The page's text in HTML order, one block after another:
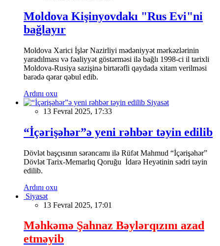
Moldova Kişinyovdakı "Rus Evi"ni
bağlayır
Moldova Xarici İşlər Nazirliyi mədəniyyət mərkəzlərinin
yaradılması və fəaliyyət göstərməsi ilə bağlı 1998-ci il tarixli
Moldova-Rusiya sazişinə birtərəfli qaydada xitam verilməsi
barədə qərar qəbul edib.
Ardını oxu
Siyasət
13 Fevral 2025, 17:33
“İçərişəhər”ə yeni rəhbər təyin edilib
Dövlət başçısının sərəncamı ilə Rüfət Mahmud “İçərişəhər”
Dövlət Tarix-Memarlıq Qoruğu İdarə Heyətinin sədri təyin
edilib.
Ardını oxu
Siyasət
13 Fevral 2025, 17:01
Məhkəmə Şahnaz Bəylərqızını azad
etməyib